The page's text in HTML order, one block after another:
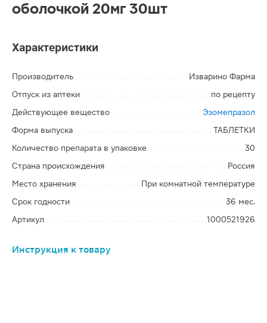
оболочкой 20мг 30шт
Характеристики
Производитель
Изварино Фарма
Отпуск из аптеки
по рецепту
Действующее вещество
Эзомепразол
Форма выпуска
ТАБЛЕТКИ
Количество препарата в упаковке
30
Страна происхождения
Россия
Место хранения
При комнатной температуре
Срок годности
36 мес.
Артикул
1000521926
Инструкция к товару